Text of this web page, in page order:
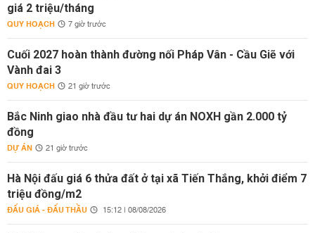
giá 2 triệu/tháng
QUY HOẠCH 7 giờ trước
Cuối 2027 hoàn thành đường nối Pháp Vân - Cầu Giẽ với
Vành đai 3
QUY HOẠCH 21 giờ trước
Bắc Ninh giao nhà đầu tư hai dự án NOXH gần 2.000 tỷ
đồng
DỰ ÁN 21 giờ trước
Hà Nội đấu giá 6 thửa đất ở tại xã Tiến Thắng, khởi điểm 7
triệu đồng/m2
ĐẤU GIÁ - ĐẤU THẦU 15:12 | 08/08/2026